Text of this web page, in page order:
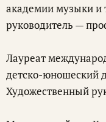
академии музыки и
руководитель —
Лауреат
детско-юношеский
Художественный